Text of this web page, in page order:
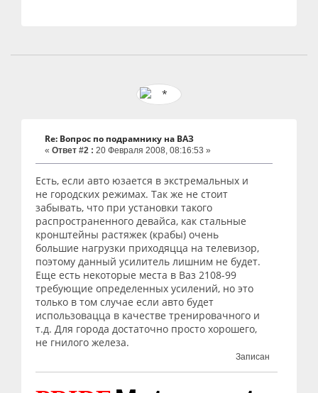
Re: Вопрос по подрамнику на ВАЗ
« Ответ #2 : 20 Февраля 2008, 08:16:53 »
Есть, если авто юзается в экстремальных и
не городских режимах. Так же не стоит
забывать, что при установки такого
распространенного девайса, как стальные
кронштейны растяжек (крабы) очень
большие нагрузки приходяцца на телевизор,
поэтому данный усилитель лишним не будет.
Еще есть некоторые места в Ваз 2108-99
требующие определенных усилений, но это
только в том случае если авто будет
использовацца в качестве тренировачного и
т.д. Для города достаточно просто хорошего,
не гнилого железа.
Записан